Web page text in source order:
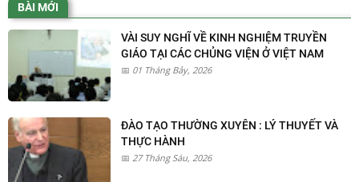
BÀI MỚI
VÀI SUY NGHĨ VỀ KINH NGHIỆM TRUYỀN
GIÁO TẠI CÁC CHỦNG VIỆN Ở VIỆT NAM
01 Tháng Bảy, 2026
ĐÀO TẠO THƯỜNG XUYÊN : LÝ THUYẾT VÀ
THỰC HÀNH
27 Tháng Sáu, 2026